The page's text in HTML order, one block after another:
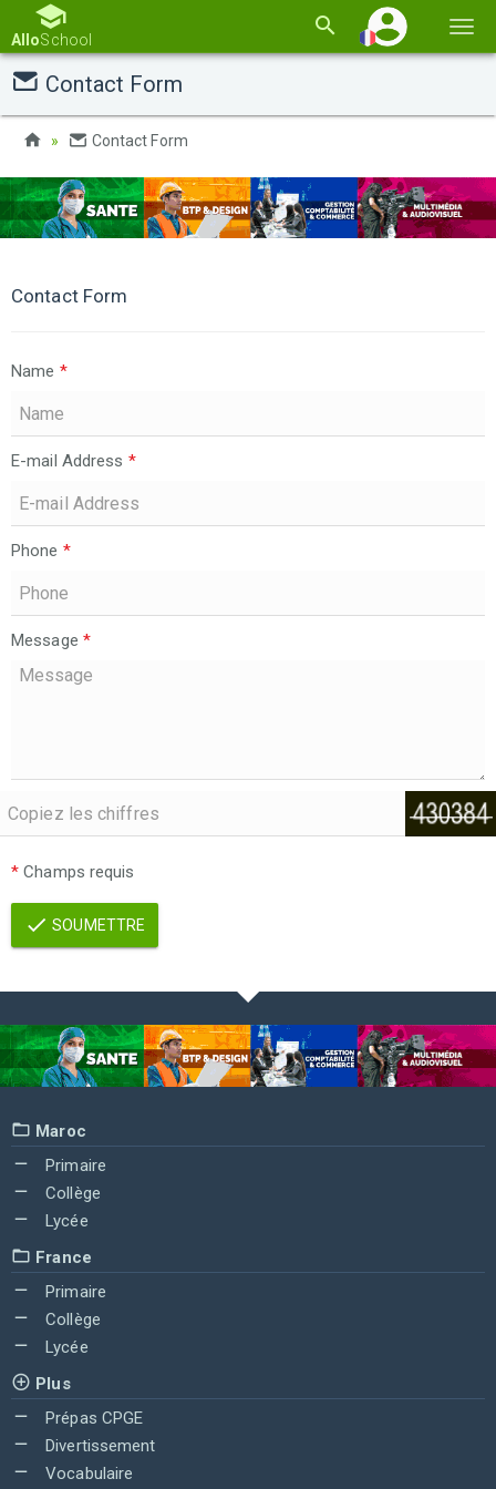
la
AlloSchool
Contact Form
Contact Form
Contact Form
Name *
E-mail Address *
Phone *
Message *
* Champs requis
SOUMETTRE
Maroc
Primaire
Collège
Lycée
France
Primaire
Collège
Lycée
Plus
Prépas CPGE
Divertissement
Vocabulaire